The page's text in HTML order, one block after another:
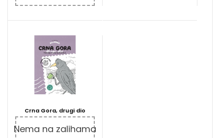
Crna Gora, drugi dio
Nema na zalihama